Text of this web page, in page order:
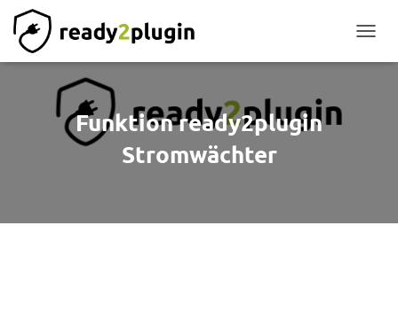
Funktion ready2plugin
Stromwächter